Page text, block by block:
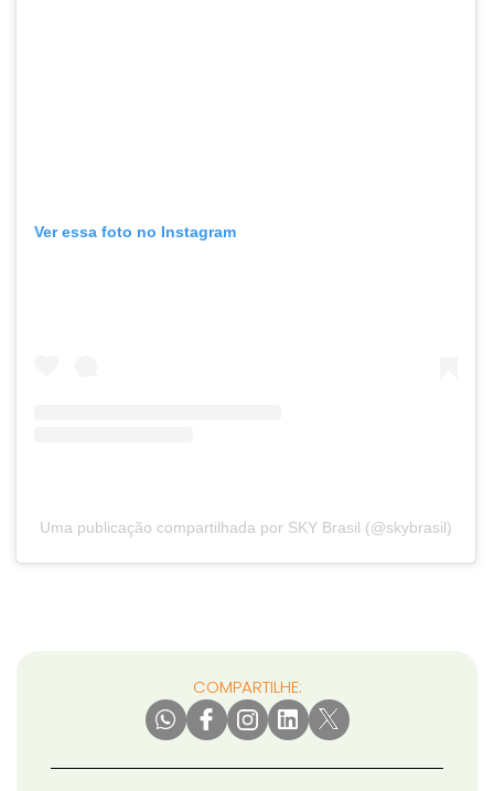
Ver essa foto no Instagram
Uma publicação compartilhada por SKY Brasil (@skybrasil)
COMPARTILHE: